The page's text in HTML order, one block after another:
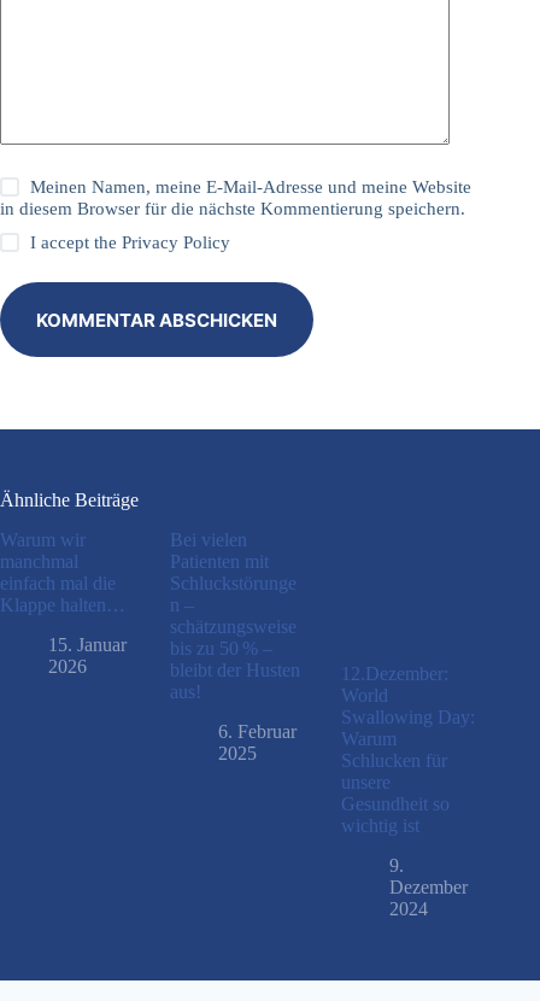
Meinen Namen, meine E-Mail-Adresse und meine Website
in diesem Browser für die nächste Kommentierung speichern.
I accept thePrivacy Policy
KOMMENTAR ABSCHICKEN
Ähnliche Beiträge
Warum wir
manchmal
einfach mal die
Klappe halten…
15. Januar
2026
Bei vielen
Patienten mit
Schluckstörunge
n –
schätzungsweise
bis zu 50 % –
bleibt der Husten
aus!
6. Februar
2025
12.Dezember:
World
Swallowing Day:
Warum
Schlucken für
unsere
Gesundheit so
wichtig ist
9.
Dezember
2024